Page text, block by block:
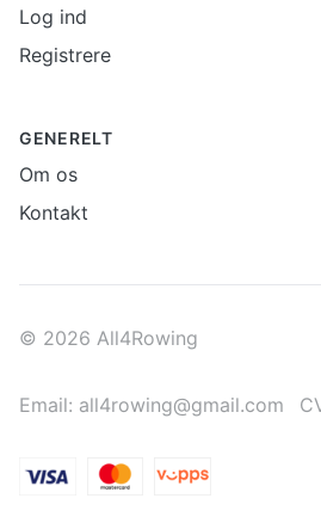
Log ind
Registrere
GENERELT
Om os
Kontakt
© 2026 All4Rowing
Email: all4rowing@gmail.com